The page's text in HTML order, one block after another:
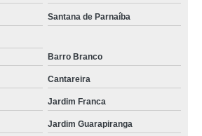
Santana de Parnaíba
Barro Branco
Cantareira
Jardim Franca
Jardim Guarapiranga